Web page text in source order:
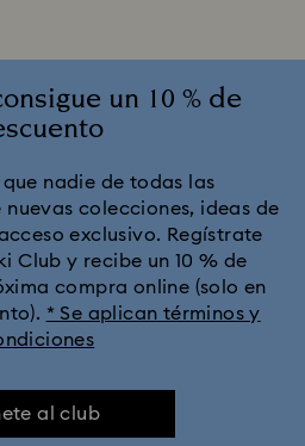
un 10 % de
nadie de todas las
colecciones, ideas de
exclusivo. Regístrate
Club y recibe un 10 % de
compra online (solo en
* Se aplican términos y
al club